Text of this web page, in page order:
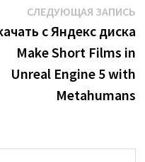
СЛЕДУЮЩАЯ ЗАПИСЬ
с Яндекс диска
Make Short Films in
Unreal Engine 5 with
Metahumans